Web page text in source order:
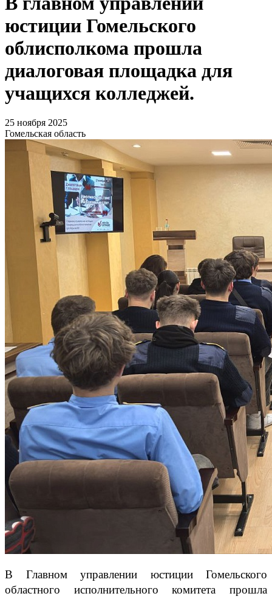
юстиции Гомельского
облисполкома прошла
диалоговая площадка для
учащихся колледжей.
25 ноября 2025
Гомельская область
В Главном управлении юстиции Гомельского
областного исполнительного комитета прошла